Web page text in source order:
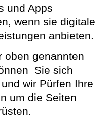
und Apps
wenn sie digitale
anbieten.
oben genannten
Sie sich
wir Pürfen Ihre
um die Seiten